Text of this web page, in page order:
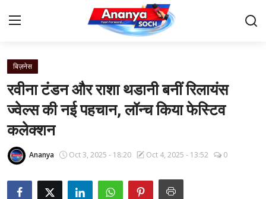
Home
Contact
About Us
देश
बिज़नेस
बिज़नेस
रवीना टंडन और राशा थडानी बनीं रिलायंस
ज्वेल्स की नई पहचान, लॉन्च किया फेस्टिव
कलेक्शन
Ananya Oct 3, 2025 - 18:20 Oct 4, 2025 - 13:52 0